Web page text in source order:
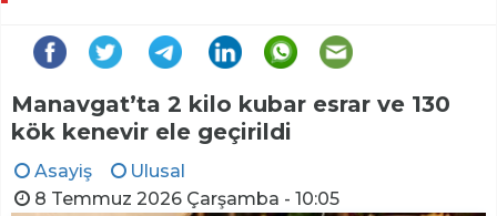
Manavgat’ta 2 kilo kubar esrar ve 130
kök kenevir ele geçirildi
Asayiş
Ulusal
8 Temmuz 2026 Çarşamba - 10:05